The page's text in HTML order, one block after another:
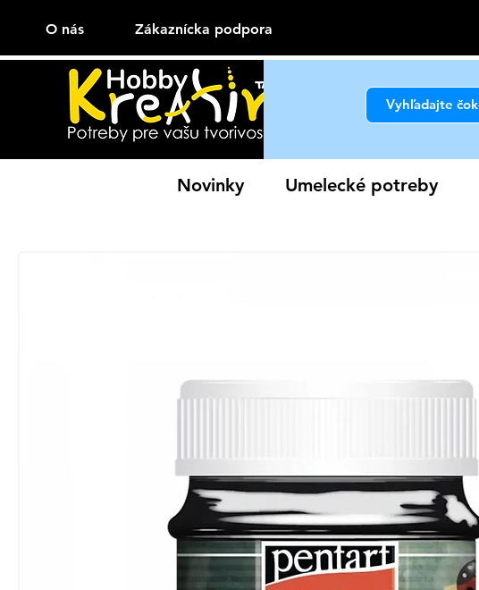
O nás Zákaznícka podpora
Novinky Umelecké potreby